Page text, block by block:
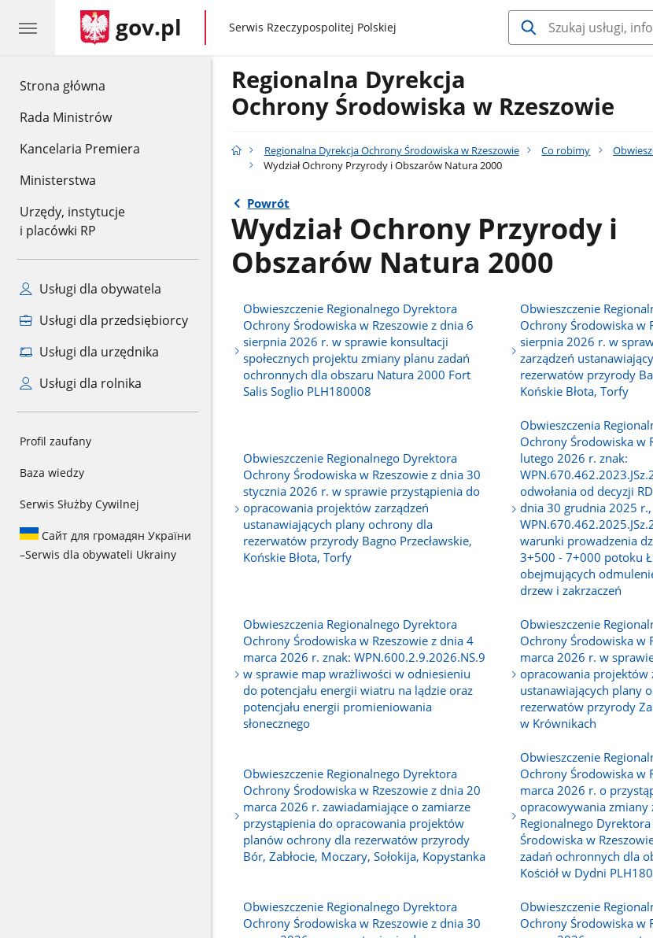
Strona główna
Rada Ministrów
Kancelaria Premiera
Ministerstwa
Urzędy, instytucje
i placówki RP
Usługi dla obywatela
Usługi dla przedsiębiorcy
Usługi dla urzędnika
Usługi dla rolnika
Profil zaufany
Baza wiedzy
Serwis Służby Cywilnej
Сайт для громадян України
–Serwis dla obywateli Ukrainy
gov.pl gov.pl
Serwis Rzeczypospolitej Polskiej
Regionalna Dyrekcja
Ochrony Środowiska w Rzeszowie
Regionalna Dyrekcja Ochrony Środowiska w Rzeszowie Co robimy
Wydział Ochrony Przyrody i Obszarów Natura 2000
Powrót
Wydział Ochrony Przyrody i
Obszarów Natura 2000
Obwieszczenie Regionalnego Dyrektora
Ochrony Środowiska w Rzeszowie z dnia 6
sierpnia 2026 r. w sprawie konsultacji
społecznych projektu zmiany planu zadań
ochronnych dla obszaru Natura 2000 Fort
Salis Soglio PLH180008
Obwieszczenie
Ochrony Środowiska w
sierpnia 2026 r. w
zarządzeń
rezerwatów przyrody
Końskie Błota, Torfy
Obwieszczenie Regionalnego Dyrektora
Ochrony Środowiska w Rzeszowie z dnia 30
stycznia 2026 r. w sprawie przystąpienia do
opracowania projektów zarządzeń
ustanawiających plany ochrony dla
rezerwatów przyrody Bagno Przecławskie,
Końskie Błota, Torfy
Obwieszczenia
Ochrony Środowiska w
lutego 2026 r. znak:
odwołania od decyzji
dnia 30 grudnia 2025 r.,
warunki prowadzenia
3+500 - 7+000 potoku
obejmujących
drzew i zakrzaczeń
Obwieszczenia Regionalnego Dyrektora
Ochrony Środowiska w Rzeszowie z dnia 4
marca 2026 r. znak: WPN.600.2.9.2026.NS.9
w sprawie map wrażliwości w odniesieniu
do potencjału energii wiatru na lądzie oraz
potencjału energii promieniowania
słonecznego
Obwieszczenie
Ochrony Środowiska w
marca 2026 r. w
opracowania projektów
ustanawiających plany
rezerwatów przyrody
w Krównikach
Obwieszczenie Regionalnego Dyrektora
Ochrony Środowiska w Rzeszowie z dnia 20
marca 2026 r. zawiadamiające o zamiarze
przystąpienia do opracowania projektów
planów ochrony dla rezerwatów przyrody
Bór, Zabłocie, Moczary, Sołokija, Kopystanka
Obwieszczenie
Ochrony Środowiska w
marca 2026 r. o
opracowywania zmiany
Regionalnego
Środowiska w
zadań ochronnych dla
Kościół w Dydni
Obwieszczenie Regionalnego Dyrektora
Ochrony Środowiska w Rzeszowie z dnia 30
Obwieszczenie
Ochrony Środowiska w